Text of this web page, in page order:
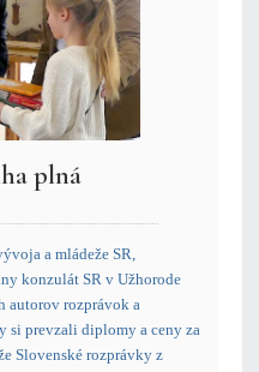
plná
a mládeže SR,
konzulát SR v Užhorode
autorov rozprávok a
si prevzali diplomy a ceny za
Slovenské rozprávky z